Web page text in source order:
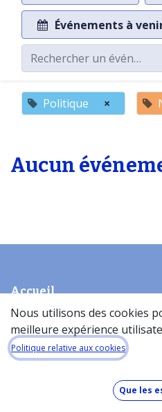
Événements à
Politique ×
Aucun
Accueil
À propos de la base de
Quel est le coût de la base de
Comment fonctionne la base de
Que contient la base de données ?
Comment maintenons-nous nos
Nous utilisons des cookies
meilleure expérience
Politique relative aux cookies
Que les